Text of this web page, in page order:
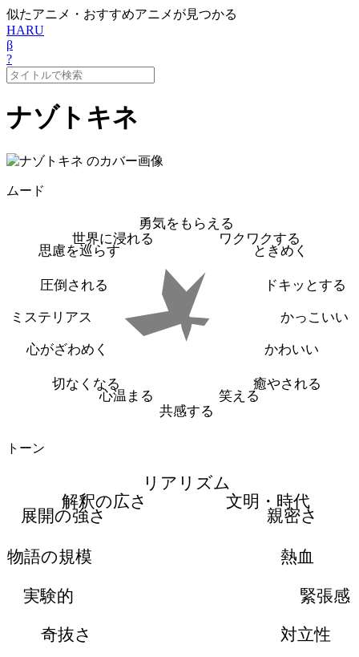
似たアニメ・おすすめアニメが見つかる
HARU
β
?
ナゾトキネ
ムード
勇気をもらえる
ワクワクする
ときめく
ドキッとする
かっこいい
かわいい
癒やされる
笑える
共感する
心温まる
切なくなる
心がざわめく
ミステリアス
圧倒される
思慮を巡らす
世界に浸れる
トーン
リアリズム
文明・時代
親密さ
熱血
緊張感
対立性
奇抜さ
実験的
物語の規模
展開の強さ
解釈の広さ